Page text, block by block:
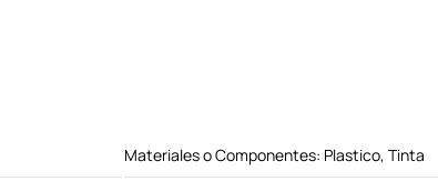
Materiales o Componentes: Plastico, Tinta